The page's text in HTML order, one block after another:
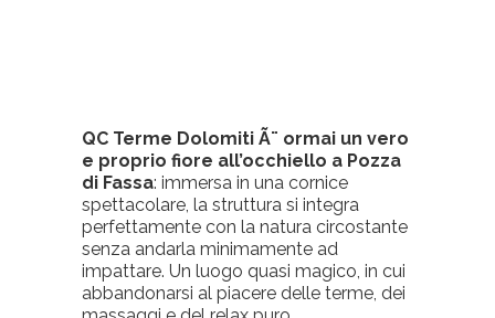
QC Terme Dolomiti Ã¨ ormai un vero
e proprio fiore all’occhiello a Pozza
di Fassa: immersa in una cornice
spettacolare, la struttura si integra
perfettamente con la natura circostante
senza andarla minimamente ad
impattare. Un luogo quasi magico, in cui
abbandonarsi al piacere delle terme, dei